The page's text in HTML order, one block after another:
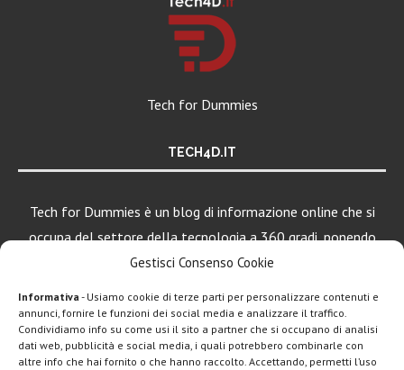
Gestisci Consenso Cookie
Informativa - Usiamo cookie di terze parti per personalizzare contenuti e
annunci, fornire le funzioni dei social media e analizzare il traffico.
Condividiamo info su come usi il sito a partner che si occupano di analisi
dati web, pubblicità e social media, i quali potrebbero combinarle con
altre info che hai fornito o che hanno raccolto. Accettando, permetti l’uso
Tech for Dummies
TECH4D.IT
Tech for Dummies è un blog di informazione online che si
occupa del settore della tecnologia a 360 gradi, ponendo
una particolare attenzione al mondo Android, Apple e
LEGGI ANCHE